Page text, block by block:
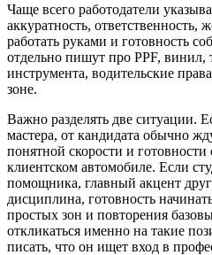
Чаще всего работодатели
аккуратность, ответственность,
работать руками и готовность
отдельно пишут про PPF, винил,
инструмента, водительские
зоне.
Важно разделять две ситуации.
мастера, от кандидата обычно
понятной скорости и готовности
клиентском автомобиле. Если
помощника, главный акцент
дисциплина, готовность
простых зон и повторения
откликаться именно на такие
писать, что он ищет вход в